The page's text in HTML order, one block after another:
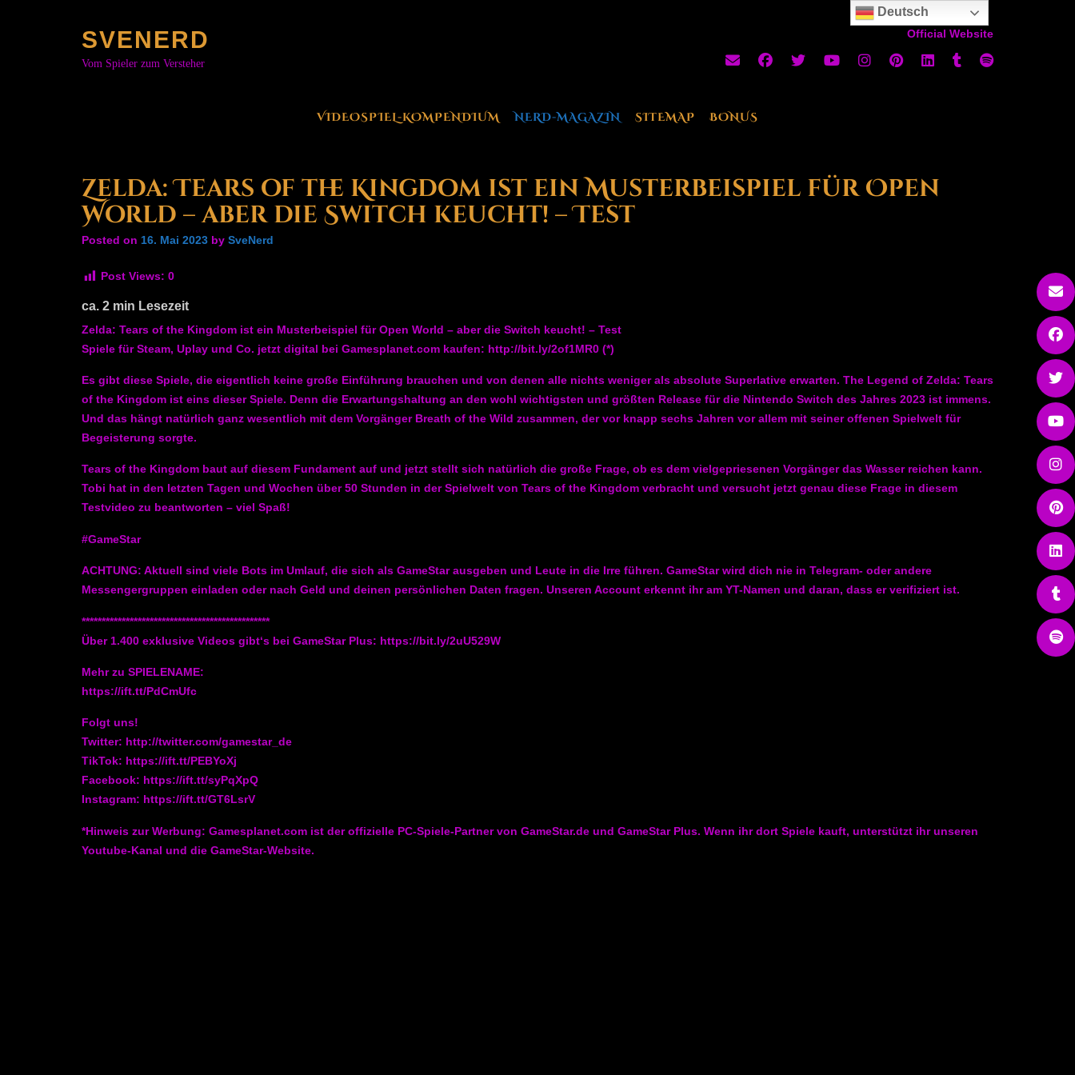
SVENERD
Vom Spieler zum Versteher
Official Website
VIDEOSPIEL-KOMPENDIUM NERD-MAGAZIN SITEMAP BONUS
Zelda: Tears of the Kingdom ist ein Musterbeispiel für Open
World – aber die Switch keucht! – Test
Posted on 16. Mai 2023 by SveNerd
Post Views: 0
ca. 2 min Lesezeit
Zelda: Tears of the Kingdom ist ein Musterbeispiel für Open World – aber die Switch keucht! – Test
Spiele für Steam, Uplay und Co. jetzt digital bei Gamesplanet.com kaufen: http://bit.ly/2of1MR0 (*)
Es gibt diese Spiele, die eigentlich keine große Einführung brauchen und von denen alle nichts weniger als absolute Superlative erwarten. The Legend of Zelda: Tears
of the Kingdom ist eins dieser Spiele. Denn die Erwartungshaltung an den wohl wichtigsten und größten Release für die Nintendo Switch des Jahres 2023 ist immens.
Und das hängt natürlich ganz wesentlich mit dem Vorgänger Breath of the Wild zusammen, der vor knapp sechs Jahren vor allem mit seiner offenen Spielwelt für
Begeisterung sorgte.
Tears of the Kingdom baut auf diesem Fundament auf und jetzt stellt sich natürlich die große Frage, ob es dem vielgepriesenen Vorgänger das Wasser reichen kann.
Tobi hat in den letzten Tagen und Wochen über 50 Stunden in der Spielwelt von Tears of the Kingdom verbracht und versucht jetzt genau diese Frage in diesem
Testvideo zu beantworten – viel Spaß!
#GameStar
ACHTUNG: Aktuell sind viele Bots im Umlauf, die sich als GameStar ausgeben und Leute in die Irre führen. GameStar wird dich nie in Telegram- oder andere
Messengergruppen einladen oder nach Geld und deinen persönlichen Daten fragen. Unseren Account erkennt ihr am YT-Namen und daran, dass er verifiziert ist.
***********************************************
Über 1.400 exklusive Videos gibt‘s bei GameStar Plus: https://bit.ly/2uU529W
Mehr zu SPIELENAME:
https://ift.tt/PdCmUfc
Folgt uns!
Twitter: http://twitter.com/gamestar_de
TikTok: https://ift.tt/PEBYoXj
Facebook: https://ift.tt/syPqXpQ
Instagram: https://ift.tt/GT6LsrV
*Hinweis zur Werbung: Gamesplanet.com ist der offizielle PC-Spiele-Partner von GameStar.de und GameStar Plus. Wenn ihr dort Spiele kauft, unterstützt ihr unseren
Youtube-Kanal und die GameStar-Website.
Deutsch